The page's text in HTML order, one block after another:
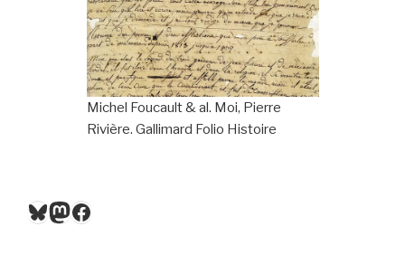
Michel Foucault & al. Moi, Pierre
Rivière. Gallimard Folio Histoire
Bluesky
Mastodon
Facebook